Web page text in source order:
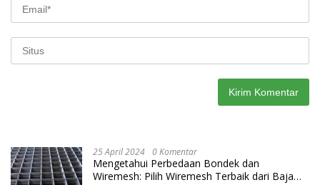
25 April 2024 0 Komentar
Mengetahui Perbedaan Bondek dan
Wiremesh: Pilih Wiremesh Terbaik dari Baja